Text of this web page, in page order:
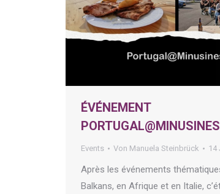
ÉVÉNEMENT
PORTUGAL@MINUSINES
Events Von Manuela Steinbrück 14
Après les événements
Balkans, en Afrique et en Italie,